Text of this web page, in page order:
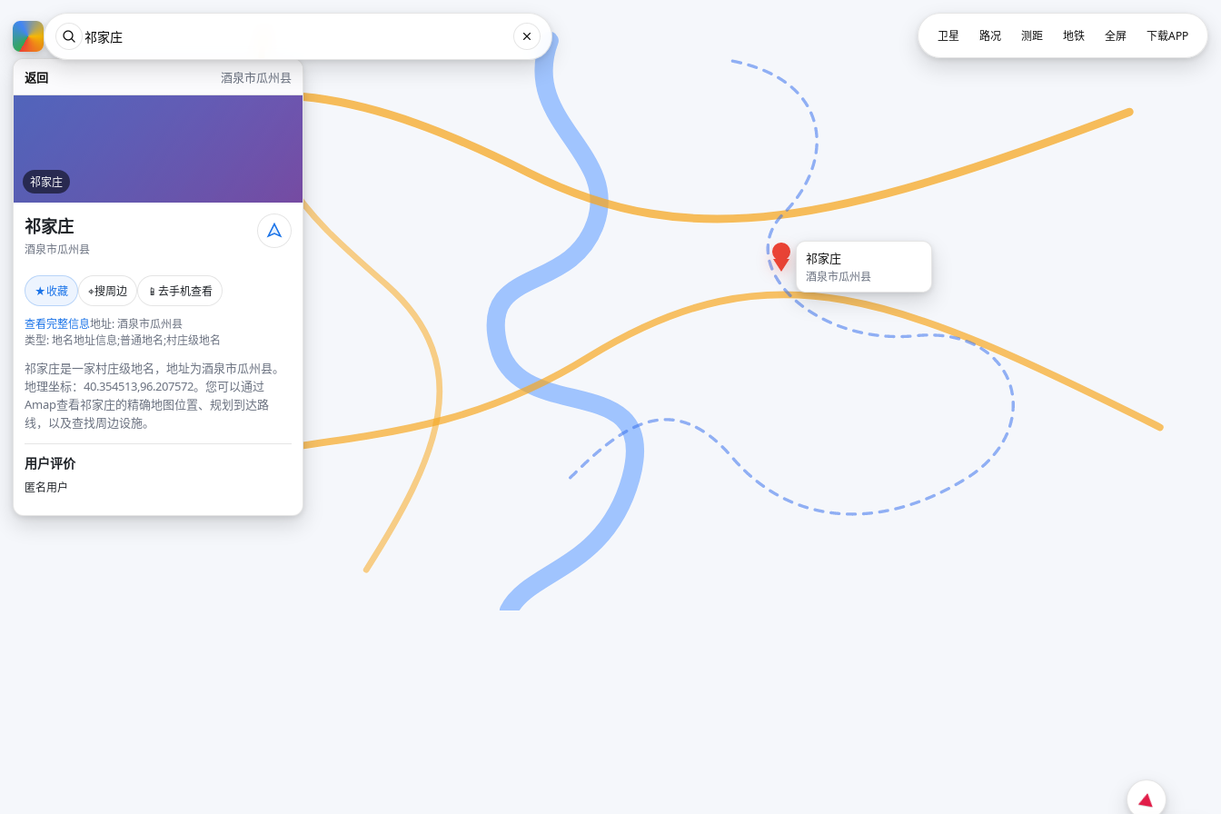
返回 酒泉市瓜州县
祁家庄
祁家庄
酒泉市瓜州县
★收藏 ⌖搜周边 📱 去手机查看
查看完整信息地址: 酒泉市瓜州县
类型: 地名地址信息;普通地名;村庄级地名
祁家庄是一家村庄级地名，地址为酒泉市瓜州县。
地理坐标：40.354513,96.207572。您可以通过
Amap查看祁家庄的精确地图位置、规划到达路
线，以及查找周边设施。
用户评价
匿名用户
祁家庄
酒泉市瓜州县
卫星 路况 测距 地铁 全屏 下载APP